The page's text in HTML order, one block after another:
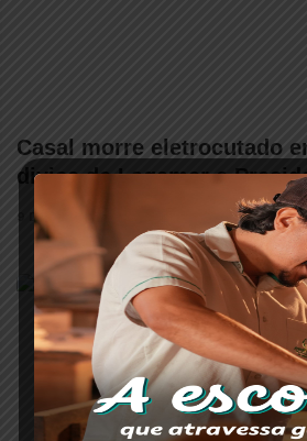
Casal morre eletrocutado
divisa de Lagamar e
9 DE ABRIL DE 2017 • 12:38